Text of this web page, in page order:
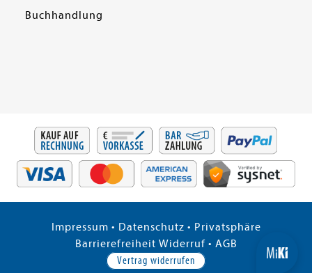
Buchhandlung
Impressum • Datenschutz • Privatsphäre
Barrierefreiheit Widerruf• AGB
Vertrag widerrufen